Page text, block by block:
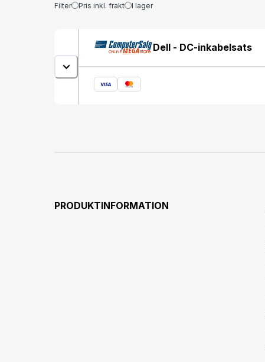
Filter Pris inkl. frakt I lager
Dell - DC-inkabelsats
PRODUKTINFORMATION